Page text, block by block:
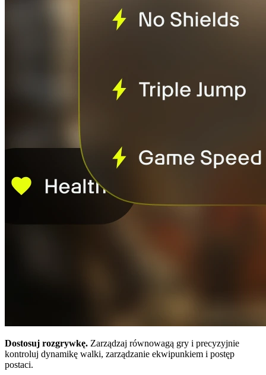
Dostosuj rozgrywkę. Zarządzaj równowagą gry i precyzyjnie
kontroluj dynamikę walki, zarządzanie ekwipunkiem i postęp
postaci.